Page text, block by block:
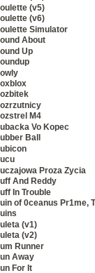
(v5)
(v6)
Simulator
About
Up
M4
Vo Kopec
Ball
Proza Zycia
And Reddy
In Trouble
of 0ceanus Pr1me,
(v1)
(v2)
Runner
Away
For It